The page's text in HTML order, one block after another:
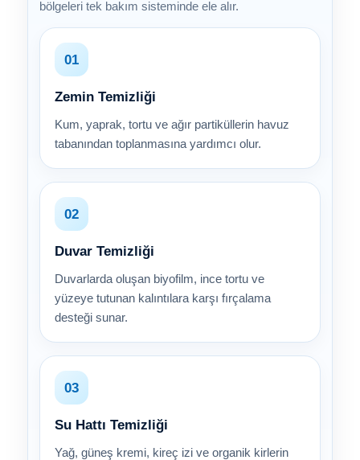
bölgeleri tek bakım sisteminde ele alır.
01
Zemin Temizliği
Kum, yaprak, tortu ve ağır partiküllerin havuz
tabanından toplanmasına yardımcı olur.
02
Duvar Temizliği
Duvarlarda oluşan biyofilm, ince tortu ve
yüzeye tutunan kalıntılara karşı fırçalama
desteği sunar.
03
Su Hattı Temizliği
Yağ, güneş kremi, kireç izi ve organik kirlerin